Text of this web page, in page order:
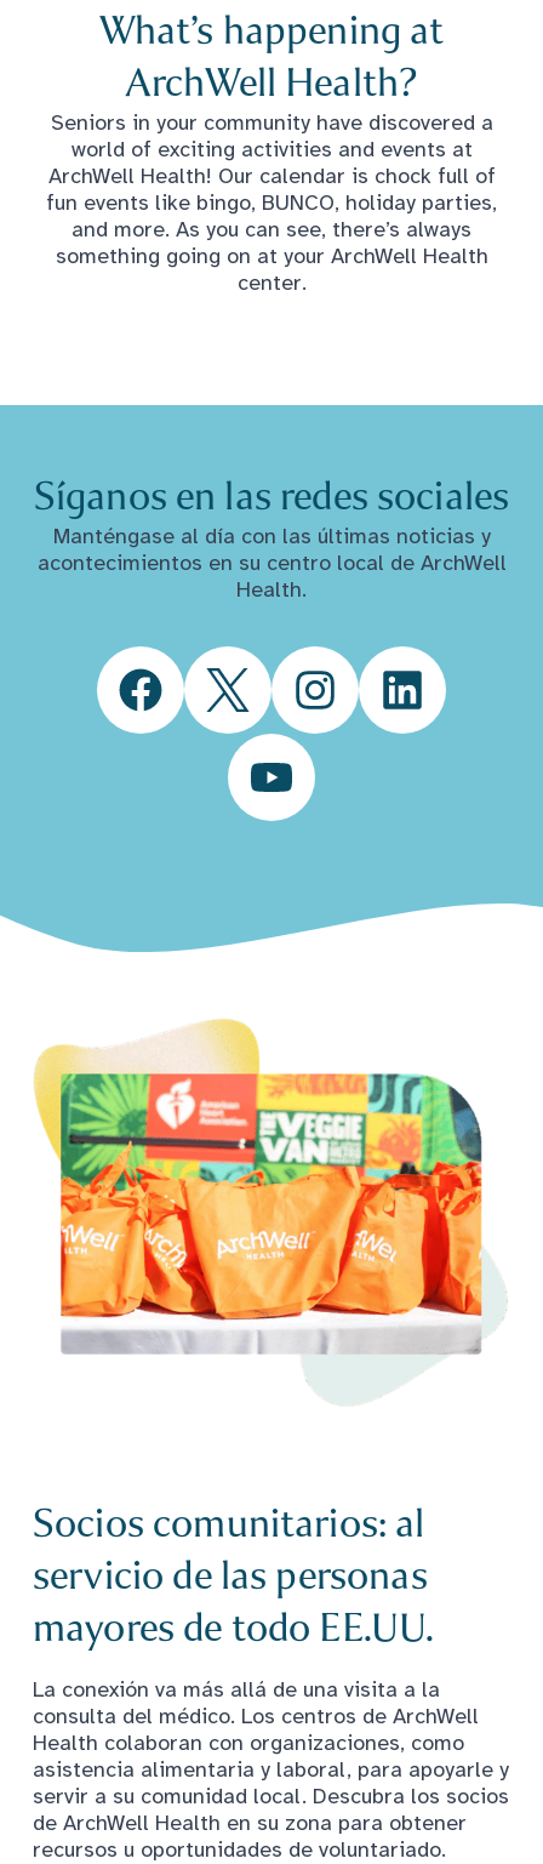
What’s happening at
ArchWell Health?
Seniors in your community have discovered a
world of exciting activities and events at
ArchWell Health! Our calendar is chock full of
fun events like bingo, BUNCO, holiday parties,
and more. As you can see, there’s always
something going on at your ArchWell Health
center.
Síganos en las redes sociales
Manténgase al día con las últimas noticias y
acontecimientos en su centro local de ArchWell
Health.
FacebookTwitter InstagramLinkedIn
YouTube
Socios comunitarios: al
servicio de las personas
mayores de todo EE.UU.
La conexión va más allá de una visita a la
consulta del médico. Los centros de ArchWell
Health colaboran con organizaciones, como
asistencia alimentaria y laboral, para apoyarle y
servir a su comunidad local. Descubra los socios
de ArchWell Health en su zona para obtener
recursos u oportunidades de voluntariado.